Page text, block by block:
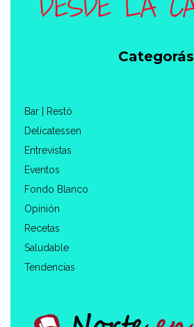
Categorás
Bar | Restó
Delicatessen
Entrevistas
Eventos
Fondo Blanco
Opinión
Recetas
Saludable
Tendencias